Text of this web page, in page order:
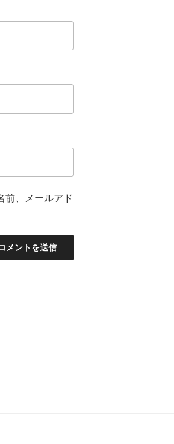
前、メールアド